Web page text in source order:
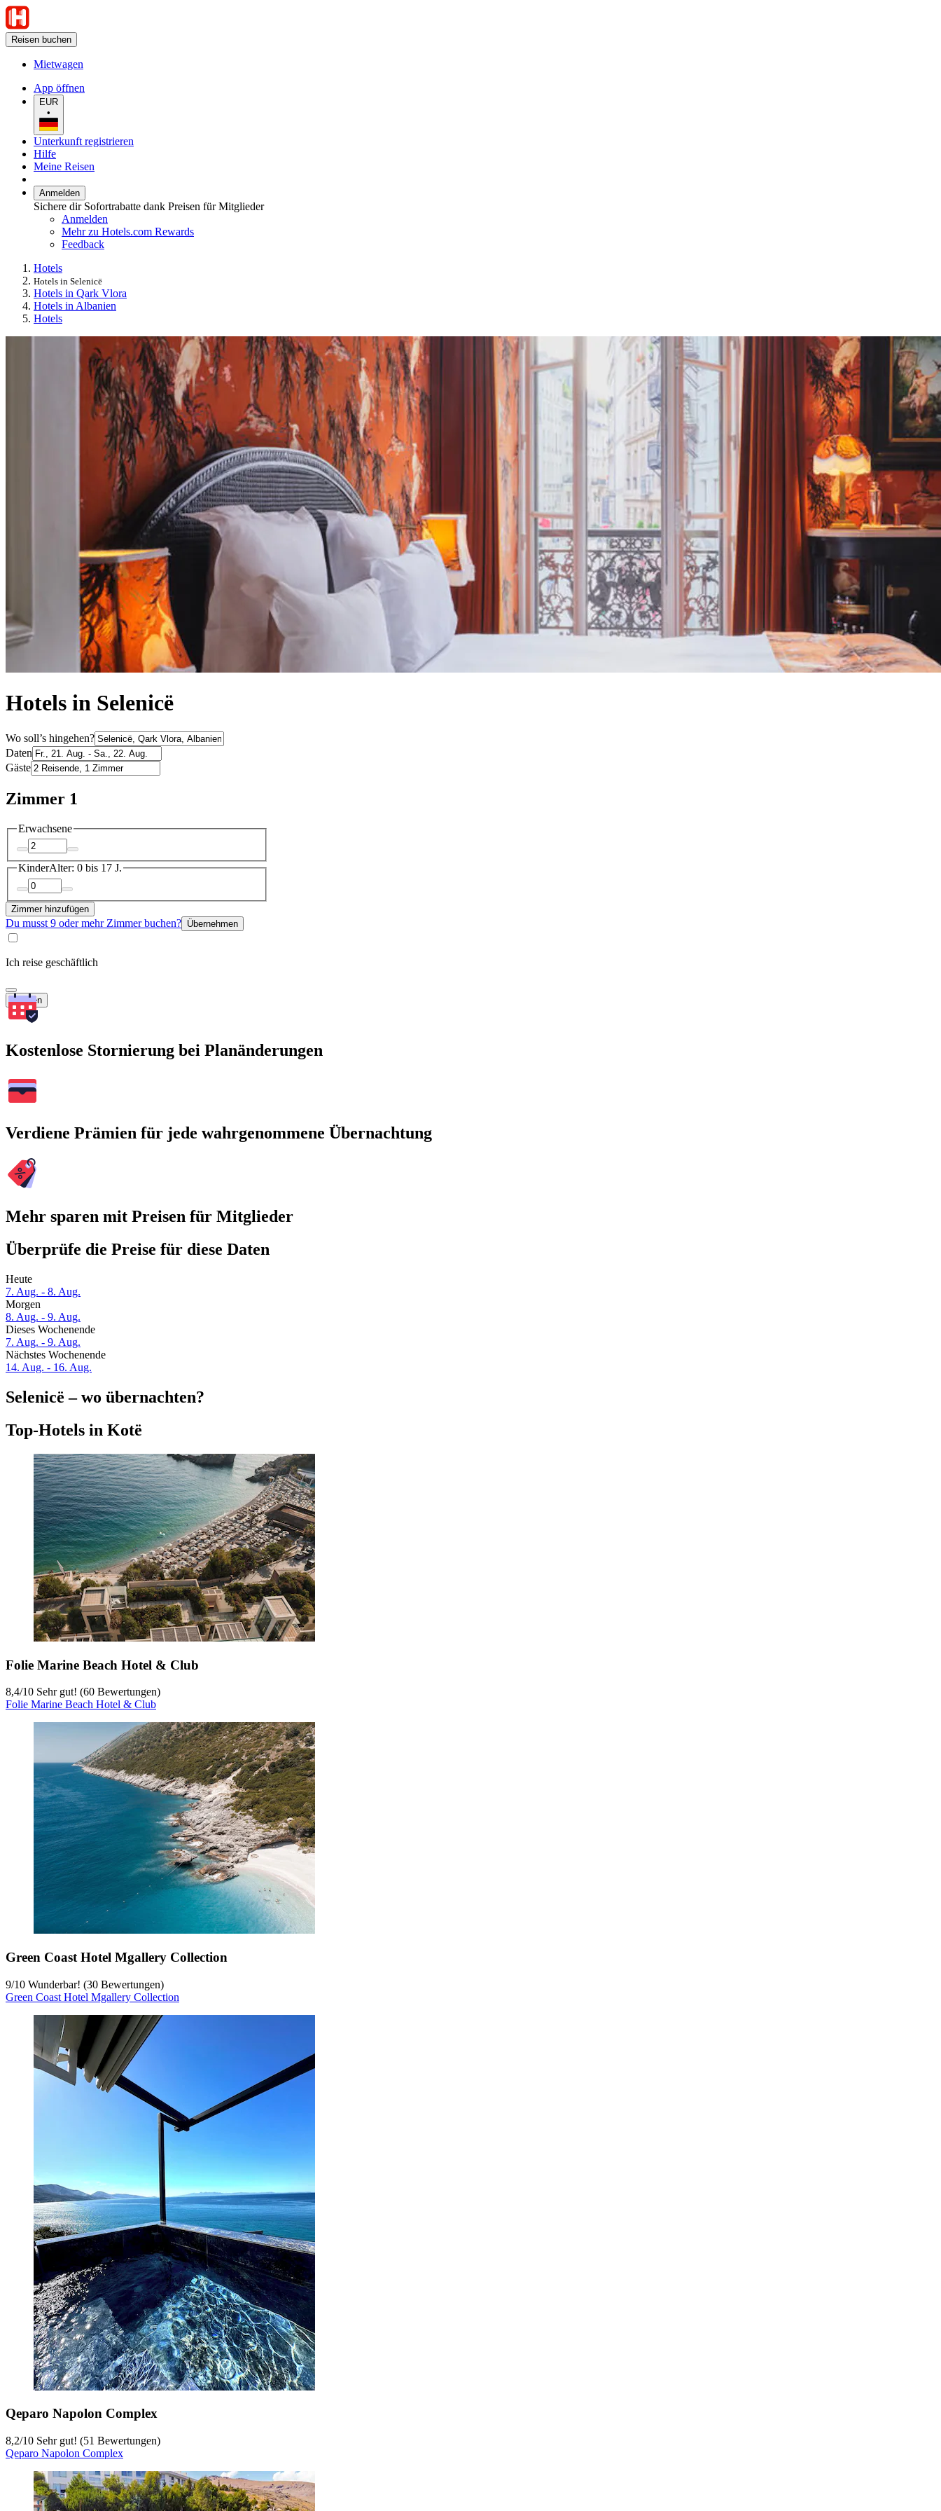
Reisen buchen
Mietwagen
App öffnen
EUR
•
Unterkunft registrieren
Hilfe
Meine Reisen
Anmelden
Sichere dir Sofortrabatte dank Preisen für Mitglieder
Anmelden
Mehr zu Hotels.com Rewards
Feedback
Hotels
Hotels in Selenicë
Hotels in Qark Vlora
Hotels in Albanien
Hotels
Hotels in Selenicë
Wo soll’s hingehen?
Daten
Gäste
Zimmer 1
Erwachsene
KinderAlter: 0 bis 17 J.
Zimmer hinzufügen
Du musst 9 oder mehr Zimmer buchen? Übernehmen
Ich reise geschäftlich
Suchen
Kostenlose Stornierung bei Planänderungen
Verdiene Prämien für jede wahrgenommene Übernachtung
Mehr sparen mit Preisen für Mitglieder
Überprüfe die Preise für diese Daten
Heute
7. Aug. - 8. Aug.
Morgen
8. Aug. - 9. Aug.
Dieses Wochenende
7. Aug. - 9. Aug.
Nächstes Wochenende
14. Aug. - 16. Aug.
Selenicë – wo übernachten?
Top-Hotels in Kotë
Folie Marine Beach Hotel & Club
8,4/10 Sehr gut! (60 Bewertungen)
Folie Marine Beach Hotel & Club
Green Coast Hotel Mgallery Collection
9/10 Wunderbar! (30 Bewertungen)
Green Coast Hotel Mgallery Collection
Qeparo Napolon Complex
8,2/10 Sehr gut! (51 Bewertungen)
Qeparo Napolon Complex